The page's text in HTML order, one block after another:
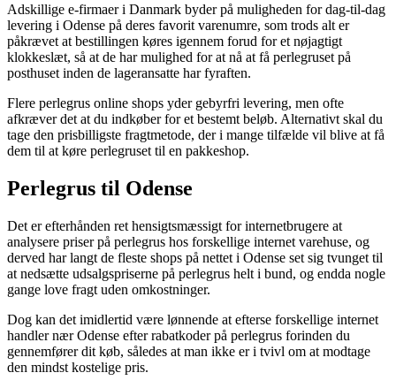
Adskillige e-firmaer i Danmark byder på muligheden for dag-til-dag
levering i Odense på deres favorit varenumre, som trods alt er
påkrævet at bestillingen køres igennem forud for et nøjagtigt
klokkeslæt, så at de har mulighed for at nå at få perlegruset på
posthuset inden de lageransatte har fyraften.
Flere perlegrus online shops yder gebyrfri levering, men ofte
afkræver det at du indkøber for et bestemt beløb. Alternativt skal du
tage den prisbilligste fragtmetode, der i mange tilfælde vil blive at få
dem til at køre perlegruset til en pakkeshop.
Perlegrus til Odense
Det er efterhånden ret hensigtsmæssigt for internetbrugere at
analysere priser på perlegrus hos forskellige internet varehuse, og
derved har langt de fleste shops på nettet i Odense set sig tvunget til
at nedsætte udsalgspriserne på perlegrus helt i bund, og endda nogle
gange love fragt uden omkostninger.
Dog kan det imidlertid være lønnende at efterse forskellige internet
handler nær Odense efter rabatkoder på perlegrus forinden du
gennemfører dit køb, således at man ikke er i tvivl om at modtage
den mindst kostelige pris.